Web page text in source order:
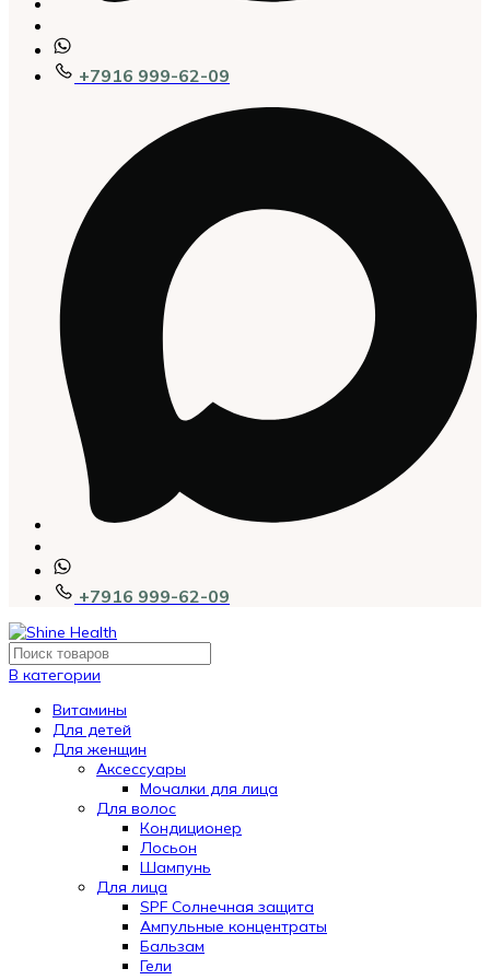
+7916 999-62-09
+7916 999-62-09
В категории
Витамины
Для детей
Для женщин
Аксессуары
Мочалки для лица
Для волос
Кондиционер
Лосьон
Шампунь
Для лица
SPF Солнечная защита
Ампульные концентраты
Бальзам
Гели